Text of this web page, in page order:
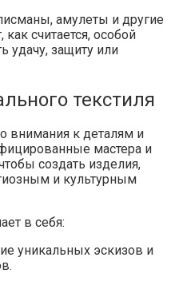
амулеты и другие
считается, особой
удачу, защиту или
текстиля
внимания к деталям и
мастера и
создать изделия,
и культурным
в себя:
уникальных эскизов и